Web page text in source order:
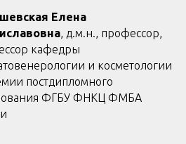
Елена
, д.м.н., профессор,
кафедры
и косметологии
постдипломного
ФГБУ ФНКЦ ФМБА